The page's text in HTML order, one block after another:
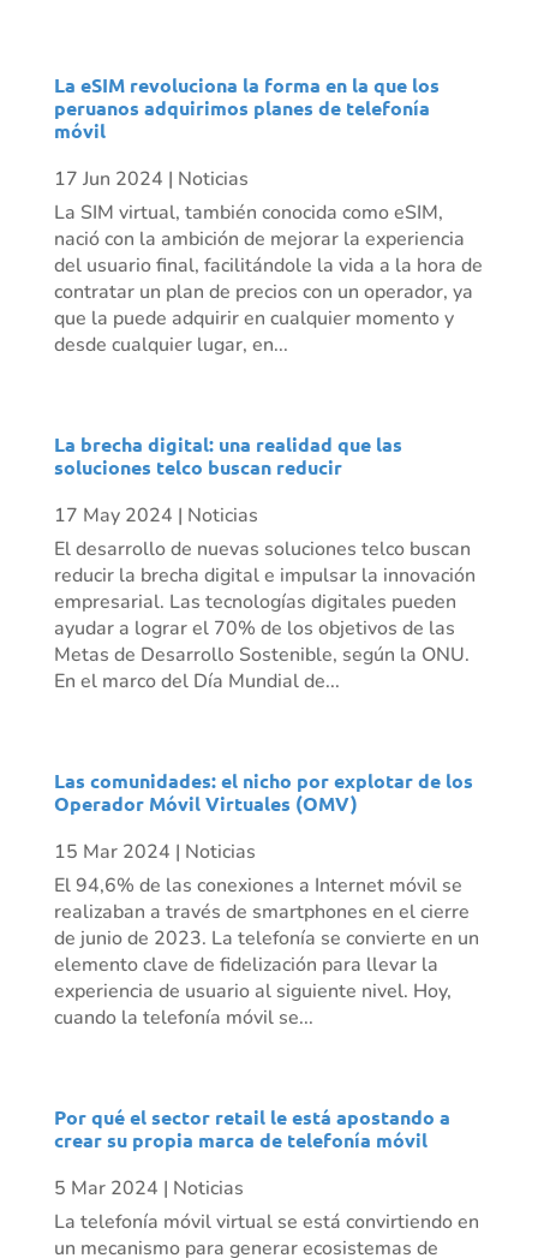
La eSIM revoluciona la forma en la que los
peruanos adquirimos planes de telefonía
móvil
17 Jun 2024 | Noticias
La SIM virtual, también conocida como eSIM,
nació con la ambición de mejorar la experiencia
del usuario final, facilitándole la vida a la hora de
contratar un plan de precios con un operador, ya
que la puede adquirir en cualquier momento y
desde cualquier lugar, en...
La brecha digital: una realidad que las
soluciones telco buscan reducir
17 May 2024 | Noticias
El desarrollo de nuevas soluciones telco buscan
reducir la brecha digital e impulsar la innovación
empresarial. Las tecnologías digitales pueden
ayudar a lograr el 70% de los objetivos de las
Metas de Desarrollo Sostenible, según la ONU.
En el marco del Día Mundial de...
Las comunidades: el nicho por explotar de los
Operador Móvil Virtuales (OMV)
15 Mar 2024 | Noticias
El 94,6% de las conexiones a Internet móvil se
realizaban a través de smartphones en el cierre
de junio de 2023. La telefonía se convierte en un
elemento clave de fidelización para llevar la
experiencia de usuario al siguiente nivel. Hoy,
cuando la telefonía móvil se...
Por qué el sector retail le está apostando a
crear su propia marca de telefonía móvil
5 Mar 2024 | Noticias
La telefonía móvil virtual se está convirtiendo en
un mecanismo para generar ecosistemas de